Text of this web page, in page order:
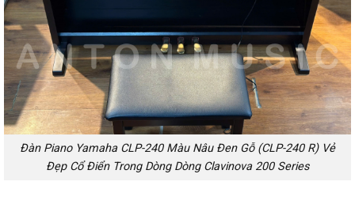
Đàn Piano Yamaha CLP-240 Màu Nâu Đen Gỗ (CLP-240 R) Vẻ
Đẹp Cổ Điển Trong Dòng Dòng Clavinova 200 Series